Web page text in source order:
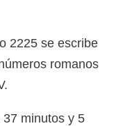
2225 se escribe
romanos
minutos y 5